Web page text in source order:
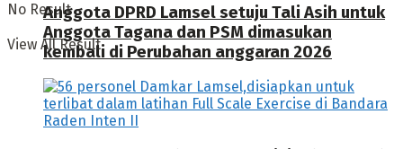
No Result
View All Result
Anggota DPRD Lamsel setuju Tali Asih untuk
Anggota Tagana dan PSM dimasukan
kembali di Perubahan anggaran 2026